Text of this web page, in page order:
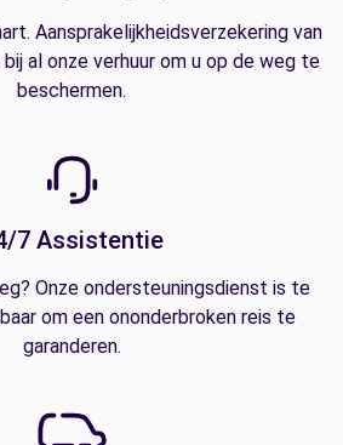
Aansprakelijkheidsverzekering van
al onze verhuur om u op de weg te
beschermen.
7 Assistentie
Onze ondersteuningsdienst is te
om een ononderbroken reis te
garanderen.